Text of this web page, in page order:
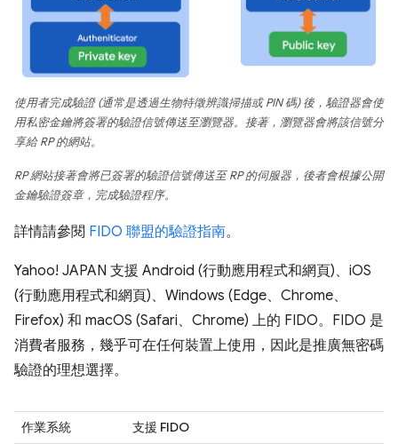
使用者完成驗證 (通常是透過生物特徵辨識掃描或 PIN 碼) 後，驗證器會使
用私密金鑰將簽署的驗證信號傳送至瀏覽器。接著，瀏覽器會將該信號分
享給 RP 的網站。
RP 網站接著會將已簽署的驗證信號傳送至 RP 的伺服器，後者會根據公開
金鑰驗證簽章，完成驗證程序。
詳情請參閱 FIDO 聯盟的驗證指南。
Yahoo! JAPAN 支援 Android (行動應用程式和網頁)、iOS
(行動應用程式和網頁)、Windows (Edge、Chrome、
Firefox) 和 macOS (Safari、Chrome) 上的 FIDO。FIDO 是
消費者服務，幾乎可在任何裝置上使用，因此是推廣無密碼
驗證的理想選擇。
作業系統 支援 FIDO